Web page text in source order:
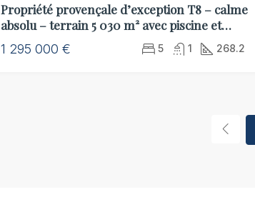
Propriété provençale d’exception T8 – calme
absolu – terrain 5 030 m² avec piscine et
maison d’amis T2
1 295 000 € 5 1 268.2